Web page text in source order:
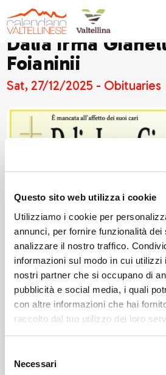
Questo sito web utilizza i cookie
Utilizziamo i cookie per
annunci, per fornire funzionalità dei
analizzare il nostro traffico.
informazioni sul modo in cui utilizzi
nostri partner che si occupano di
pubblicità e social media, i quali
con altre informazioni che hai
raccolto dal tuo utilizzo dei loro
delNecessari
Dalia Irma
Foianinii
Sat, 27/12/2025 - Obituaries
Torre Santa Maria SOF Società